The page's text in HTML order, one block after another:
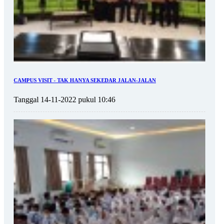
CAMPUS VISIT - TAK HANYA SEKEDAR JALAN-JALAN
Tanggal 14-11-2022 pukul 10:46